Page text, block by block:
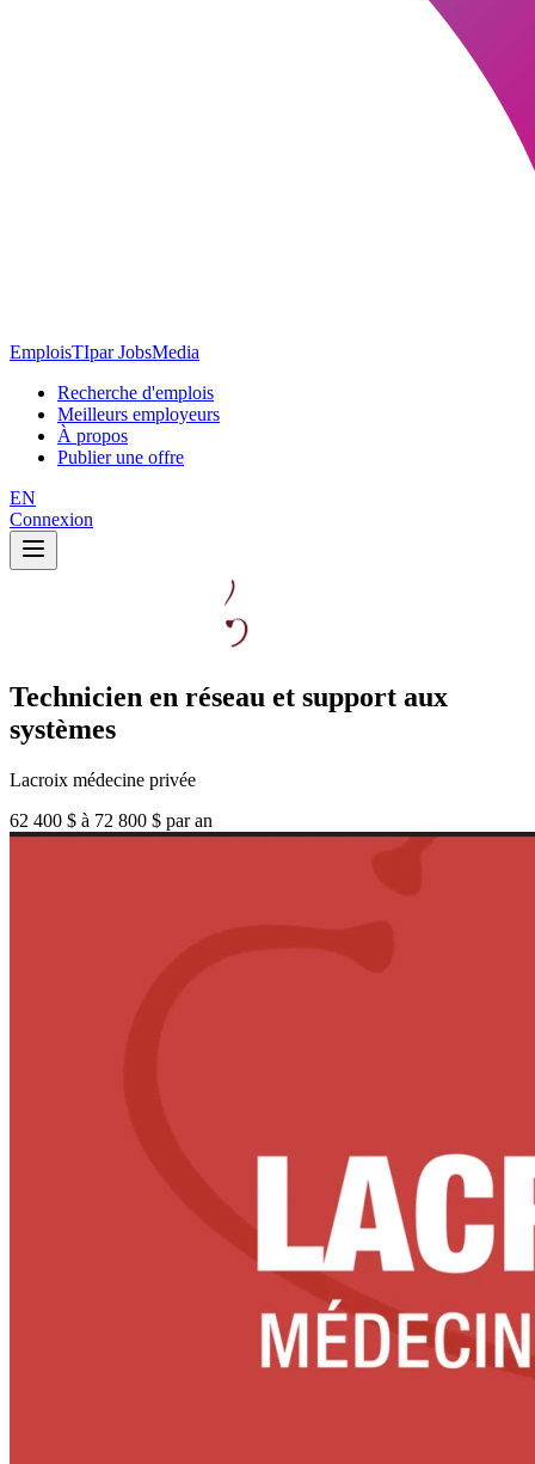
EmploisTIpar JobsMedia
Recherche d'emplois
Meilleurs employeurs
À propos
Publier une offre
EN
Connexion
Technicien en réseau et support aux
systèmes
Lacroix médecine privée
62 400 $ à 72 800 $ par an